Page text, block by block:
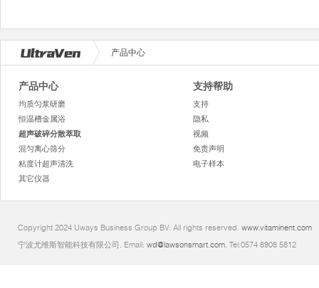
产品中心
产品中心
均质匀浆研磨
恒温槽金属浴
超声破碎分散萃取
混匀离心筛分
粘度计超声清洗
其它仪器
支持帮助
支持
隐私
视频
免责声明
电子样本
Copyright 2024 Uways Business Group BV. All rights reserved. www.vitaminent.com
宁波尤维斯智能科技有限公司. Email: wd@lawsonsmart.com. Tel:0574 8908 5812